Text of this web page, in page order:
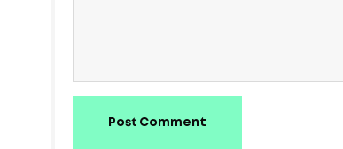
Post Comment